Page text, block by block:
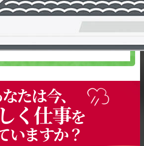
たは今、
く仕事を
いますか？